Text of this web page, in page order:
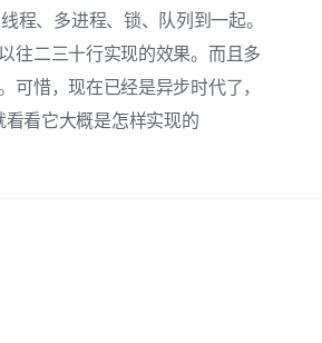
、多进程、锁、队列到一起。
往二三十行实现的效果。而且多
惜，现在已经是异步时代了，
看它大概是怎样实现的